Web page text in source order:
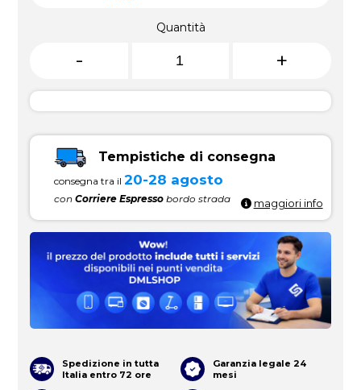
Quantità
- +
Tempistiche di consegna
consegna tra il20-28 agosto
conCorriere Espresso bordo strada maggiori info
Spedizione in tutta
Italia entro 72 ore
Garanzia legale 24
mesi